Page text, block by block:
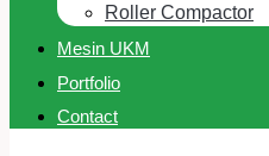
Roller Compactor
Mesin UKM
Portfolio
Contact